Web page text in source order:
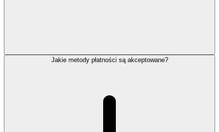
Jakie metody płatności są akceptowane?